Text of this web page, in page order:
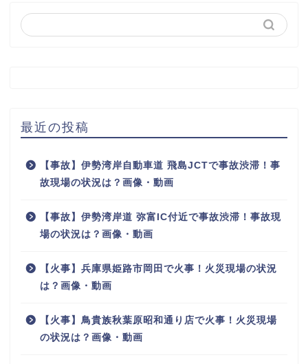
最近の投稿
【事故】伊勢湾岸自動車道 飛島JCTで事故渋滞！事
故現場の状況は？画像・動画
【事故】伊勢湾岸道 弥富IC付近で事故渋滞！事故現
場の状況は？画像・動画
【火事】兵庫県姫路市岡田で火事！火災現場の状況
は？画像・動画
【火事】鳥貴族秋葉原昭和通り店で火事！火災現場
の状況は？画像・動画